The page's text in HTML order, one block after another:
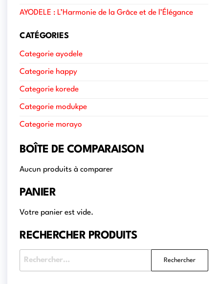
AYODELE : L’Harmonie de la Grâce et de l’Élégance
CATÉGORIES
Categorie ayodele
Categorie happy
Categorie korede
Categorie modukpe
Categorie morayo
BOÎTE DE COMPARAISON
Aucun produits à comparer
PANIER
Votre panier est vide.
RECHERCHER PRODUITS